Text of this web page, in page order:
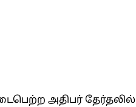
அதிபர் தேர்தலில்